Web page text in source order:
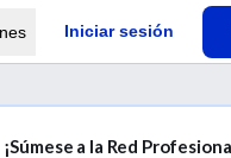
Iniciar sesión
¡Súmese a la Red